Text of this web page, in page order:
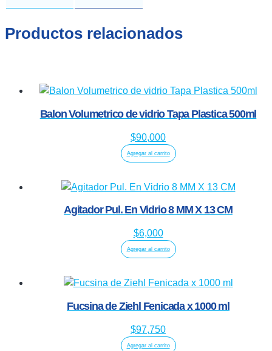
Productos relacionados
Balon Volumetrico de vidrio Tapa Plastica 500ml
$90,000
Agregar al carrito
Agitador Pul. En Vidrio 8 MM X 13 CM
$6,000
Agregar al carrito
Fucsina de Ziehl Fenicada x 1000 ml
$97,750
Agregar al carrito